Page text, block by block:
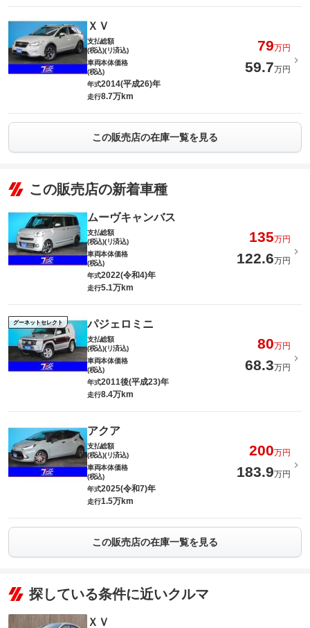
ＸＶ
支払総額
(税込)(リ済込)
79万円
車両本体価格
(税込)
59.7万円
年式2014(平成26)年
走行8.7万km
この販売店の在庫一覧を見る
この販売店の新着車種
ムーヴキャンバス
支払総額
(税込)(リ済込)
135万円
車両本体価格
(税込)
122.6万円
年式2022(令和4)年
走行5.1万km
グーネットセレクト パジェロミニ
支払総額
(税込)(リ済込)
80万円
車両本体価格
(税込)
68.3万円
年式2011後(平成23)年
走行8.4万km
アクア
支払総額
(税込)(リ済込)
200万円
車両本体価格
(税込)
183.9万円
年式2025(令和7)年
走行1.5万km
この販売店の在庫一覧を見る
探している条件に近いクルマ
ＸＶ